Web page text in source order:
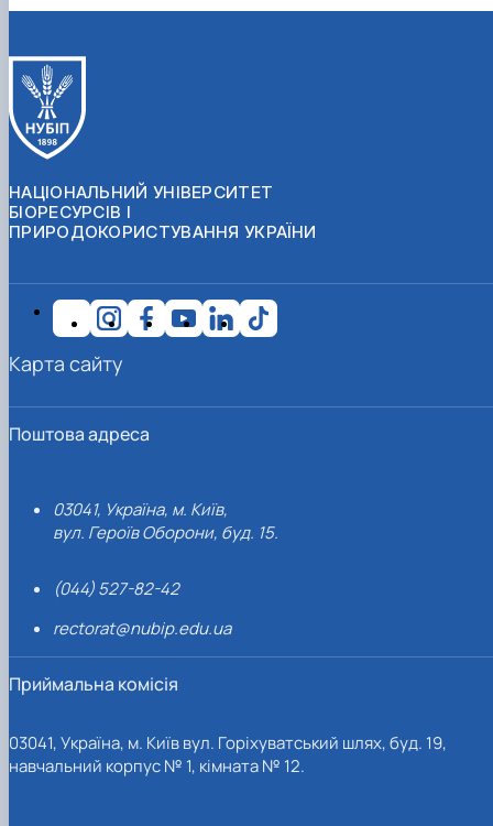
НАЦІОНАЛЬНИЙ УНІВЕРСИТЕТ
БІОРЕСУРСІВ І
ПРИРОДОКОРИСТУВАННЯ УКРАЇНИ
Поштова адреса
03041, Україна, м. Київ,
вул. Героїв Оборони, буд. 15.
(044) 527-82-42
rectorat@nubip.edu.ua
Приймальна комісія
03041, Україна, м. Київ вул. Горіхуватський шлях, буд. 19,
навчальний корпус № 1, кімната № 12.
Карта сайту